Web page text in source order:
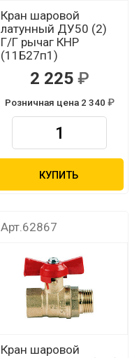
Кран шаровой
латунный ДУ50 (2)
Г/Г рычаг КНР
(11Б27п1)
2 225
Розничная цена 2 340
КУПИТЬ
Арт.62867
Кран шаровой